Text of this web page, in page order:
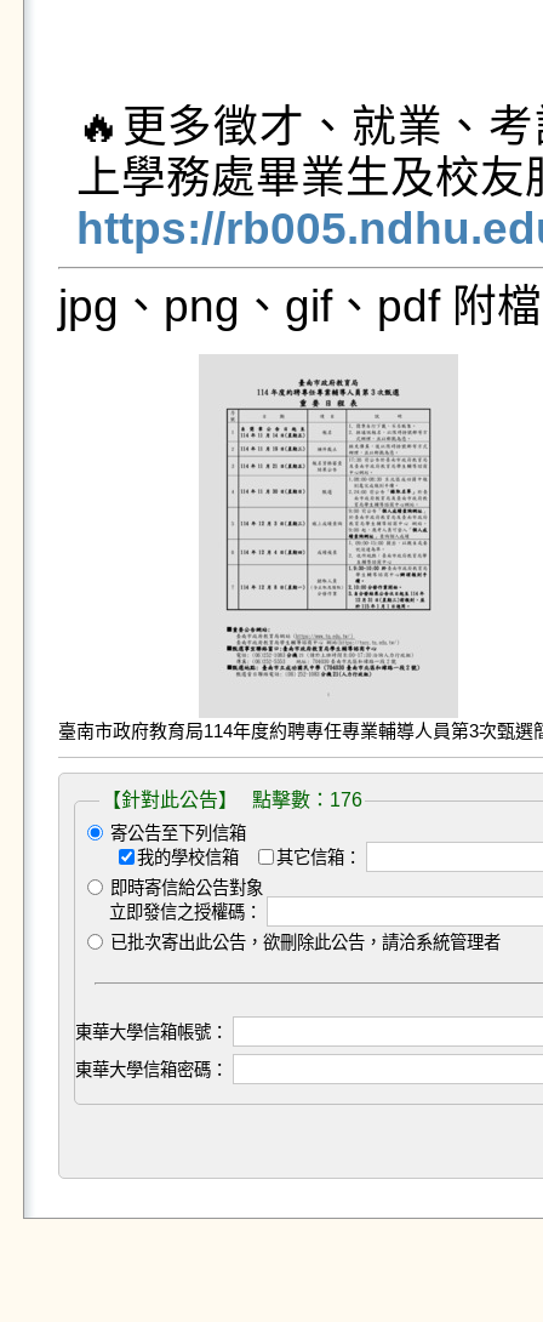
🔥更多徵才、就業、
https://
jpg、png、gif、pdf 附
臺南市政府教育局114年度約聘專任專業輔導人員第3次甄選
【針對此公告】 點擊數：176
寄公告至下列信箱
我的學校信箱
其它信箱：
即時寄信給公告對象
立即發信之授權碼：
已批次寄出此公告，欲刪除此公告，請洽系統管理者
東華大學信箱帳號：
東華大學信箱密碼：